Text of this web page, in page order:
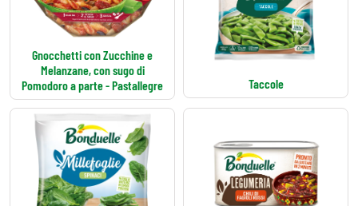
Gnocchetti con Zucchine e
Melanzane, con sugo di
Pomodoro a parte - Pastallegre
Taccole